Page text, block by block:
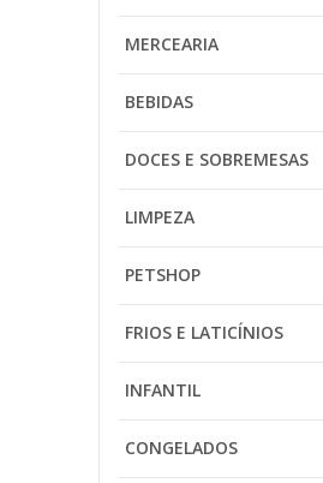
MERCEARIA
BEBIDAS
DOCES E SOBREMESAS
LIMPEZA
PETSHOP
FRIOS E LATICÍNIOS
INFANTIL
CONGELADOS